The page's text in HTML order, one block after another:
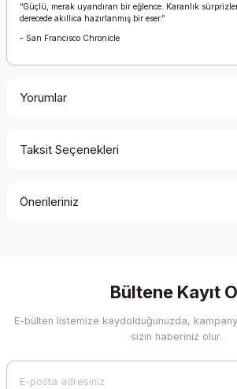
“Güçlü, merak uyandıran bir eğlence. Karanlık
derecede akıllıca hazırlanmış bir eser.”
- San Francisco Chronicle
Yorumlar
Taksit Seçenekleri
Önerileriniz
Görüş ve önerileriniz için teşekkür ederiz.
Ürün resmi kalitesiz, bozuk veya
Bültene Kayıt
E-bülten listemize kaydolduğunuzda,
sizin haberiniz olur.